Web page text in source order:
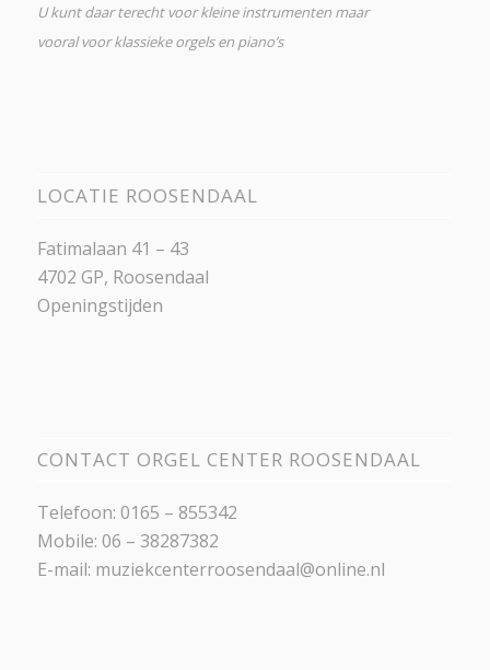
U kunt daar terecht voor kleine instrumenten maar
vooral voor klassieke orgels en piano’s
LOCATIE ROOSENDAAL
Fatimalaan 41 – 43
4702 GP, Roosendaal
Openingstijden
CONTACT ORGEL CENTER ROOSENDAAL
Telefoon: 0165 – 855342
Mobile: 06 – 38287382
E-mail: muziekcenterroosendaal@online.nl